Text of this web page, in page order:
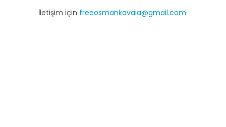
İletişim için freeosmankavala@gmail.com